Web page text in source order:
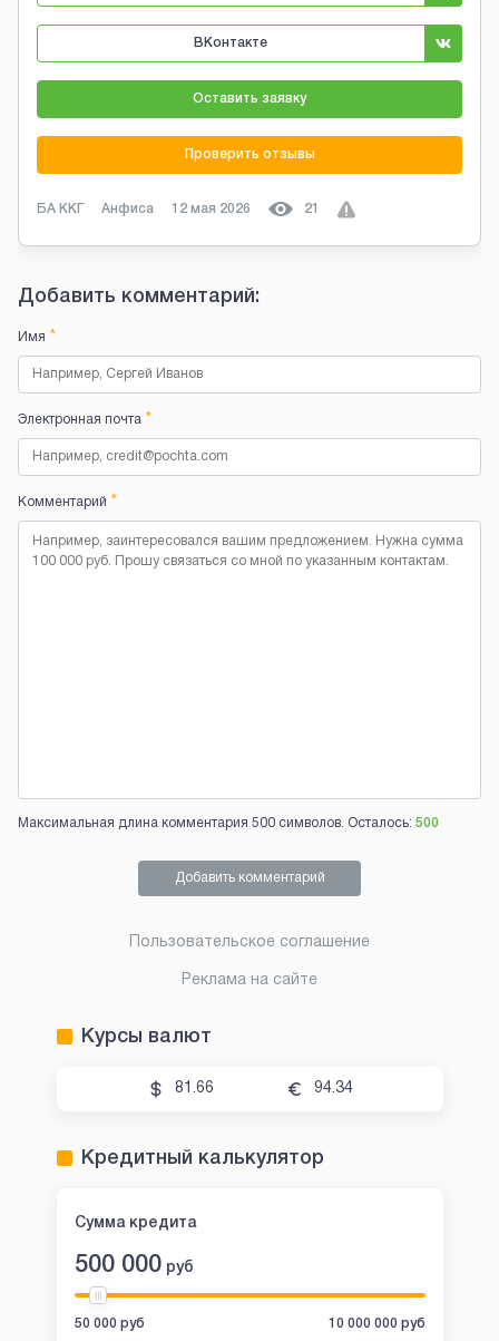
ВКонтакте
Оставить заявку
Проверить отзывы
БА ККГ Анфиса 12 мая 2026 21
Добавить комментарий:
Имя *
Электронная почта *
Комментарий *
Максимальная длина комментария 500 символов. Осталось: 500
Добавить комментарий
Пользовательское соглашение
Реклама на сайте
Курсы валют
81.66 94.34
Кредитный калькулятор
Сумма кредита
500 000 руб
50 000 руб 10 000 000 руб